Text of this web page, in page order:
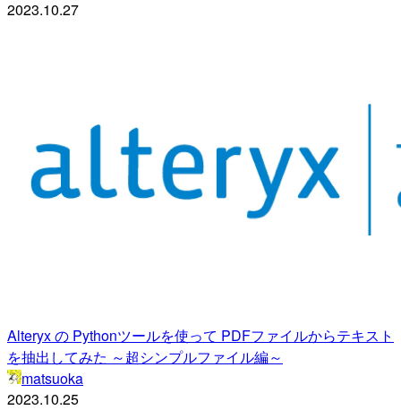
2023.10.27
Alteryx の Pythonツールを使って PDFファイルからテキスト
を抽出してみた ～超シンプルファイル編～
matsuoka
2023.10.25